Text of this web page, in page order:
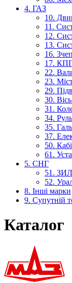
4. ГАЗ
10.
11.
12.
13.
16.
17.
22.
23.
29.
30.
31.
34.
35.
37.
50.
61.
5. СНГ
51. ЗИЛ
52.
8. Інші марки
9. Супутній
Каталог